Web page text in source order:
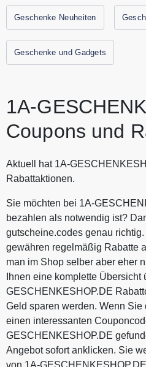
und Holz und druckt Bilder oder
Materialien, je nach
Rabattaktionen von 1A-
Geschenke Neuheiten
Geschenke und Gadgets
1A-
Coupons und
Aktuell hat 1A-
Rabattaktionen.
Sie möchten bei 1A-
bezahlen als notwendig ist?
gutscheine.codes genau
gewähren regelmäßig Rabatte
man im Shop selber aber eher
Ihnen eine komplette
GESCHENKESHOP.DE
Geld sparen werden. Wenn
einen interessanten
GESCHENKESHOP.DE
Angebot sofort anklicken. Sie
von 1A-